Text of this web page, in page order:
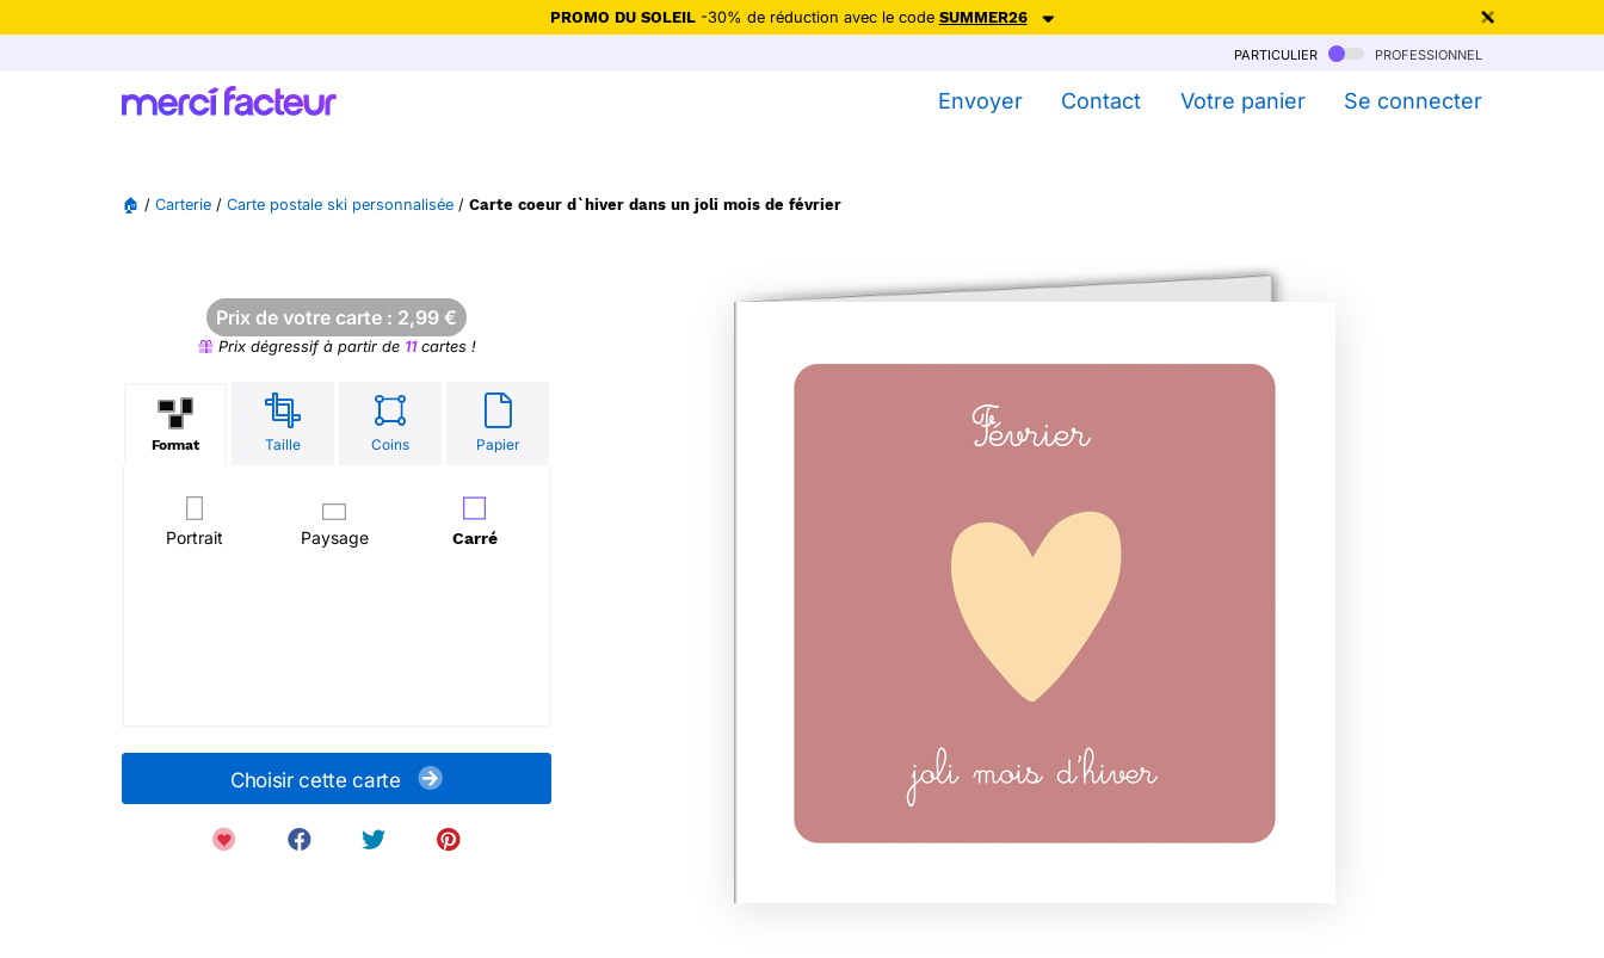
PROMO DU SOLEIL-30% de réduction avec le code SUMMER26
Ne plus afficher
particulier professionnel
Envoyer Contact Votre panier Se connecter
🏠 / Carterie / Carte postale ski personnalisée / Carte coeur d`hiver dans un joli mois de février
Prix de votre carte : 2,99 €
Prix dégressif à partir de 11cartes !
Format Taille Coins Papier
Portrait Paysage Carré
Choisir cette carte